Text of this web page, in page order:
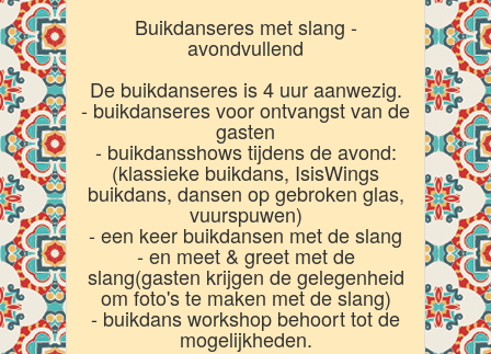
Buikdanseres met slang -
avondvullend
De buikdanseres is 4 uur aanwezig.
- buikdanseres voor ontvangst van de
gasten
- buikdansshows tijdens de avond:
(klassieke buikdans, IsisWings
buikdans, dansen op gebroken glas,
vuurspuwen)
- een keer buikdansen met de slang
- en meet & greet met de
slang(gasten krijgen de gelegenheid
om foto's te maken met de slang)
- buikdans workshop behoort tot de
mogelijkheden.